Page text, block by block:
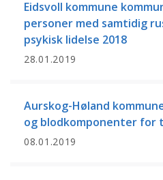
Eidsvoll kommune
personer med samtidig
psykisk lidelse 2018
28.01.2019
Aurskog-Høland
og blodkomponenter for
08.01.2019